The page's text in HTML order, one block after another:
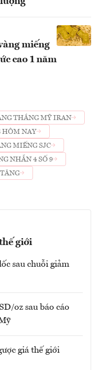
miếng
cao 1 năm
THẲNG MỸ IRAN
HÔM NAY
MIẾNG SJC
NHẪN 4 SỐ 9
giới
sau chuỗi giảm
oz sau báo cáo
giá thế giới